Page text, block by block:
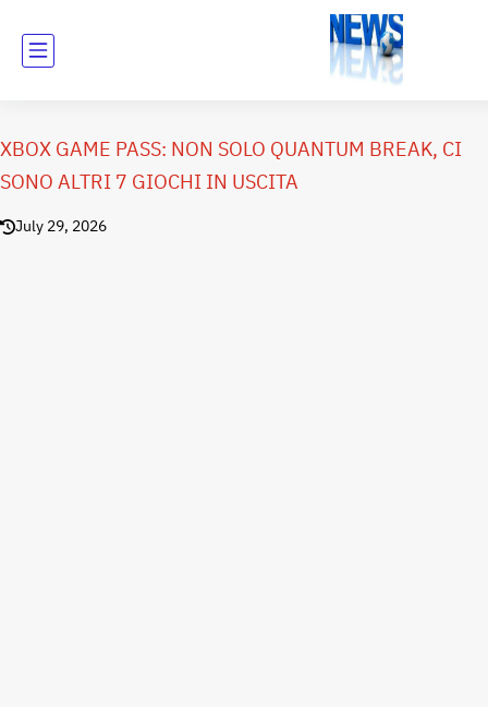
XBOX GAME PASS: NON SOLO QUANTUM BREAK, CI
SONO ALTRI 7 GIOCHI IN USCITA
July 29, 2026